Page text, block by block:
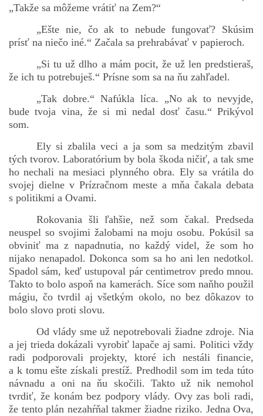
„Takže sa môžeme vrátiť na Zem?“
„Ešte nie, čo ak to nebude fungovať? Skúsim
prísť na niečo iné.“ Začala sa prehrabávať v papieroch.
„Si tu už dlho a mám pocit, že už len predstieraš,
že ich tu potrebuješ.“ Prísne som sa na ňu zahľadel.
„Tak dobre.“ Nafúkla líca. „No ak to nevyjde,
bude tvoja vina, že si mi nedal dosť času.“ Prikývol
som.
Ely si zbalila veci a ja som sa medzitým zbavil
tých tvorov. Laboratórium by bola škoda ničiť, a tak sme
ho nechali na mesiaci plynného obra. Ely sa vrátila do
svojej dielne v Prízračnom meste a mňa čakala debata
s politikmi a Ovami.
Rokovania šli ľahšie, než som čakal. Predseda
neuspel so svojimi žalobami na moju osobu. Pokúsil sa
obviniť ma z napadnutia, no každý videl, že som ho
nijako nenapadol. Dokonca som sa ho ani len nedotkol.
Spadol sám, keď ustupoval pár centimetrov predo mnou.
Takto to bolo aspoň na kamerách. Síce som naňho použil
mágiu, čo tvrdil aj všetkým okolo, no bez dôkazov to
bolo slovo proti slovu.
Od vlády sme už nepotrebovali žiadne zdroje. Nia
a jej trieda dokázali vyrobiť lapače aj sami. Politici vždy
radi podporovali projekty, ktoré ich nestáli financie,
a k tomu ešte získali prestíž. Predhodil som im teda túto
návnadu a oni na ňu skočili. Takto už nik nemohol
tvrdiť, že konám bez podpory vlády. Ovy zas boli radi,
že tento plán nezahŕňal takmer žiadne riziko. Jedna Ova,